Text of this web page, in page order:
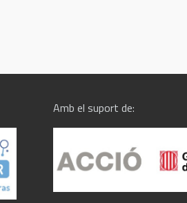
Amb el suport de: